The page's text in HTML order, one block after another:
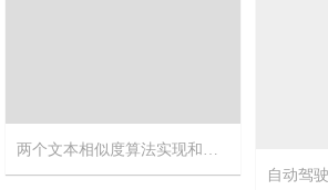
两个文本相似度算法实现和对比